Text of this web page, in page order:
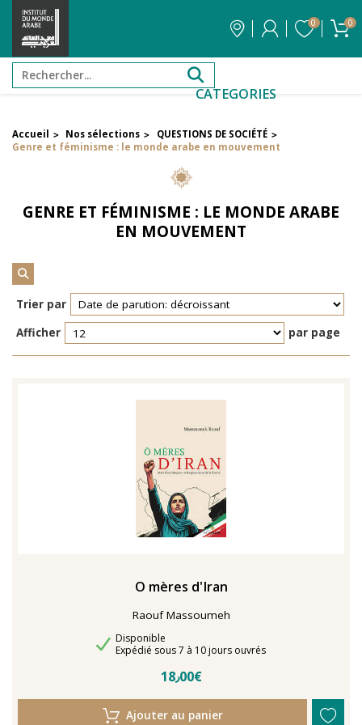
0 0
CATEGORIES
FILTRER PAR PRIX
Filtrer par attribut
Auteur
Éditeur
Réinitialiser les filtres
Accueil > Nos sélections > QUESTIONS DE SOCIÉTÉ >
Genre et féminisme : le monde arabe en mouvement
GENRE ET FÉMINISME : LE MONDE ARABE
EN MOUVEMENT
Trier par
Afficher
par page
O mères d'Iran
Raouf Massoumeh
Disponibilité
Disponible
Délais de livraison
Expédié sous 7 à 10 jours ouvrés
18٫00€
Ajouter au panier